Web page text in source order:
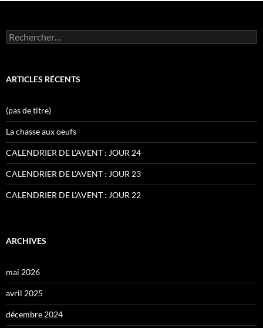
Rechercher :
ARTICLES RÉCENTS
(pas de titre)
La chasse aux oeufs
CALENDRIER DE L’AVENT : JOUR 24
CALENDRIER DE L’AVENT : JOUR 23
CALENDRIER DE L’AVENT : JOUR 22
ARCHIVES
mai 2026
avril 2025
décembre 2024